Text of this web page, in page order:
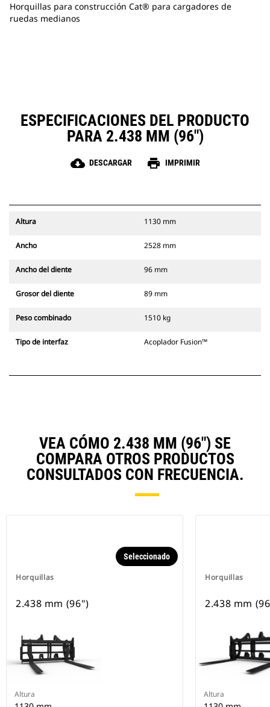
Horquillas para construcción Cat® para cargadores de
ruedas medianos
ESPECIFICACIONES DEL PRODUCTO
PARA 2.438 MM (96")
cloud_download DESCARGAR print IMPRIMIR
Altura 1130 mm
Ancho 2528 mm
Ancho del diente 96 mm
Grosor del diente 89 mm
Peso combinado 1510 kg
Tipo de interfaz Acoplador Fusion™
VEA CÓMO 2.438 MM (96") SE
COMPARA OTROS PRODUCTOS
CONSULTADOS CON FRECUENCIA.
Horquillas
Seleccionado
2.438 mm (96")
Altura
Horquillas
2.438 mm
Altura